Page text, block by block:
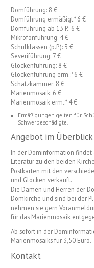
Domführung: 8 €
Domführung ermäßigt:* 6 €
Domführung ab 13 P.: 6 €
Mikrofonführung: 4 €
Schulklassen (p.P.): 3 €
Severiführung: 7 €
Glockenführung: 8 €
Glockenführung erm.:* 6 €
Schatzkammer: 8 €
Marienmosaik: 6 €
Marienmosaik erm.:* 4 €
Ermäßigungen gelten für
Schwerbeschädigte.
Angebot im Überblick
In der Dominformation findet
Literatur zu den beiden
Postkarten mit den
und Glocken verkauft.
Die Damen und Herren der
Domkirche und sind bei der
nehmen sie gern
für das Marienmosaik
Ab sofort in der
Marienmosaiks für 3,50 Euro.
Kontakt